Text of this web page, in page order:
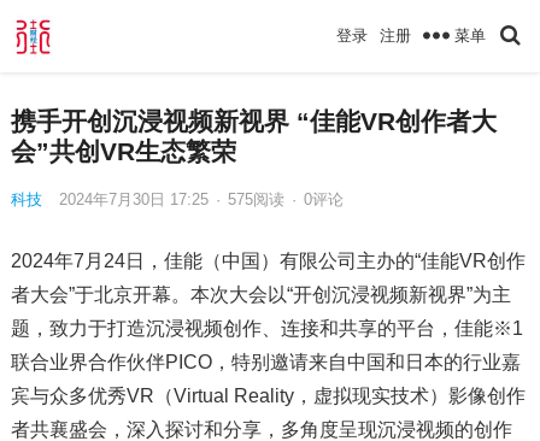
登录 注册 菜单
携手开创沉浸视频新视界 “佳能VR创作者大
会”共创VR生态繁荣
科技 2024年7月30日 17:25 · 575阅读 · 0评论
2024年7月24日，佳能（中国）有限公司主办的“佳能VR创作
者大会”于北京开幕。本次大会以“开创沉浸视频新视界”为主
题，致力于打造沉浸视频创作、连接和共享的平台，佳能※1
联合业界合作伙伴PICO，特别邀请来自中国和日本的行业嘉
宾与众多优秀VR（Virtual Reality，虚拟现实技术）影像创作
者共襄盛会，深入探讨和分享，多角度呈现沉浸视频的创作